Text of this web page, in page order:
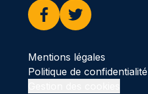
Facebook
Twitter
Mentions légales
Politique de confidentialité